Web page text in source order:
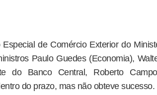
Especial de Comércio Exterior do
Paulo Guedes (Economia),
do Banco Central, Roberto
do prazo, mas não obteve sucesso.